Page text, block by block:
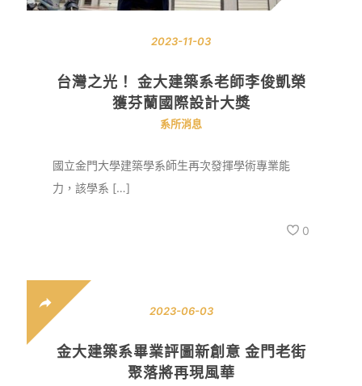
2023-11-03
台灣之光！ 金大建築系老師李俊凱榮
獲芬蘭國際設計大獎
系所消息
國立金門大學建築學系師生再次發揮學術專業能
力，該學系 […]
0
2023-06-03
金大建築系畢業評圖新創意 金門老街
聚落將再現風華